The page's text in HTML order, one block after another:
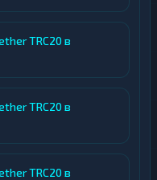
TRC20 в
TRC20 в
TRC20 в